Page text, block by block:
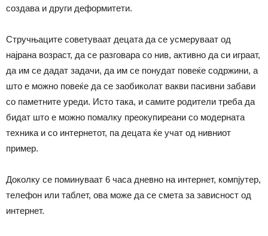
создава и други деформитети.
Стручњаците советуваат децата да се усмеруваат од
најрана возраст, да се разговара со нив, активно да си играат,
да им се дадат задачи, да им се понудат повеќе содржини, а
што е можно повеќе да се заобиколат вакви пасивни забави
со паметните уреди. Исто така, и самите родители треба да
бидат што е можно помалку преокупиреани со модерната
техника и со интернетот, па децата ќе учат од нивниот
пример.
Доколку се поминуваат 6 часа дневно на интернет, компјутер,
телефон или таблет, ова може да се смета за зависност од
интернет.